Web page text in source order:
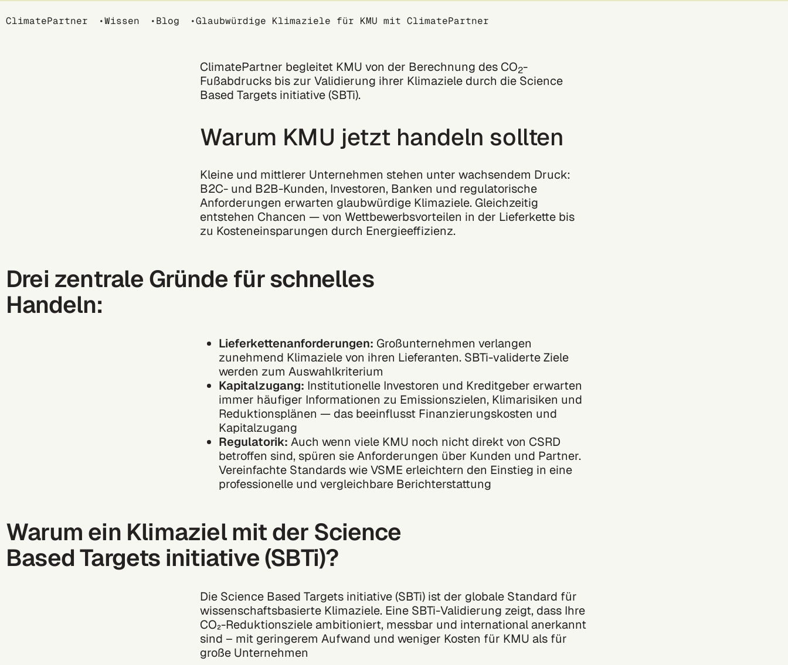
Breadcrumb
ClimatePartner Wissen Blog Glaubwürdige Klimaziele für KMU mit ClimatePartner
ClimatePartner begleitet KMU von der Berechnung des CO2-
Fußabdrucks bis zur Validierung ihrer Klimaziele durch die Science
Based Targets initiative (SBTi).
Warum KMU jetzt handeln sollten
Kleine und mittlerer Unternehmen stehen unter wachsendem Druck:
B2C- und B2B-Kunden, Investoren, Banken und regulatorische
Anforderungen erwarten glaubwürdige Klimaziele. Gleichzeitig
entstehen Chancen — von Wettbewerbsvorteilen in der Lieferkette bis
zu Kosteneinsparungen durch Energieeffizienz.
Drei zentrale Gründe für schnelles
Handeln:
Lieferkettenanforderungen: Großunternehmen verlangen
zunehmend Klimaziele von ihren Lieferanten. SBTi-validerte Ziele
werden zum Auswahlkriterium
Kapitalzugang: Institutionelle Investoren und Kreditgeber erwarten
immer häufiger Informationen zu Emissionszielen, Klimarisiken und
Reduktionsplänen — das beeinflusst Finanzierungskosten und
Kapitalzugang
Regulatorik: Auch wenn viele KMU noch nicht direkt von CSRD
betroffen sind, spüren sie Anforderungen über Kunden und Partner.
Vereinfachte Standards wie VSME erleichtern den Einstieg in eine
professionelle und vergleichbare Berichterstattung
Warum ein Klimaziel mit der Science
Based Targets initiative (SBTi)?
Die Science Based Targets initiative (SBTi) ist der globale Standard für
wissenschaftsbasierte Klimaziele. Eine SBTi-Validierung zeigt, dass Ihre
CO₂-Reduktionsziele ambitioniert, messbar und international anerkannt
sind – mit geringerem Aufwand und weniger Kosten für KMU als für
große Unternehmen